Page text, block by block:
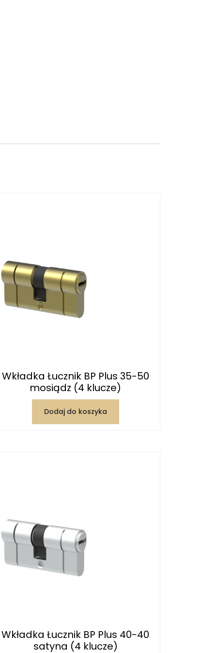
Wkładka Łucznik BP Plus 35-50
mosiądz (4 klucze)
Dodaj do koszyka
Wkładka Łucznik BP Plus 40-40
satyna (4 klucze)